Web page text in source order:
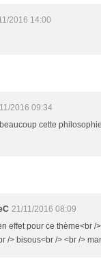
2016 14:00
2016 09:34
cette
21/11/2016 08:09
effet pour ce thème<br /
/> bisous<br /> <br />